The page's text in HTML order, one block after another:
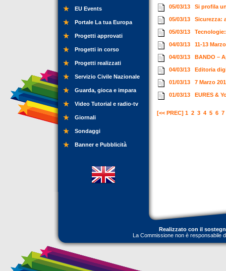
EU Events
Portale La tua Europa
Progetti approvati
Progetti in corso
Progetti realizzati
Servizio Civile Nazionale
Guarda, gioca e impara
Video Tutorial e radio-tv
Giornali
Sondaggi
Banner e Pubblicità
05/03/13 Si profila
05/03/13 Sicurezza:
05/03/13
04/03/13 11-13
04/03/13 BANDO –
04/03/13 Editoria
01/03/13 7 Marzo
01/03/13 EURES &
[<< PREC] 1 2 3 4 5 6 7
Realizzato con il
La Commissione non è responsabile